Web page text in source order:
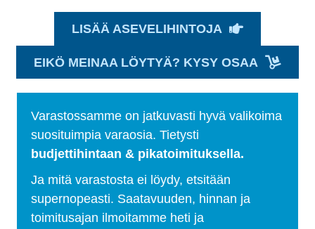
Varastossamme on jatkuvasti hyvä valikoima
suosituimpia varaosia. Tietysti
budjettihintaan & pikatoimituksella.
Ja mitä varastosta ei löydy, etsitään
supernopeasti. Saatavuuden, hinnan ja
toimitusajan ilmoitamme heti ja
LISÄÄ ASEVELIHINTOJA
EIKÖ MEINAA LÖYTYÄ? KYSY OSAA